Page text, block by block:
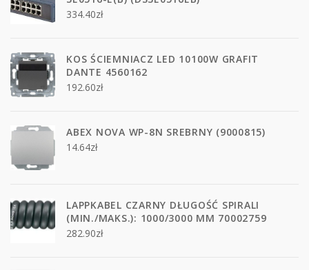
334.40zł
KOS ŚCIEMNIACZ LED 10100W GRAFIT
DANTE 4560162
192.60zł
ABEX NOVA WP-8N SREBRNY (9000815)
14.64zł
LAPPKABEL CZARNY DŁUGOŚĆ SPIRALI
(MIN./MAKS.): 1000/3000 MM 70002759
282.90zł